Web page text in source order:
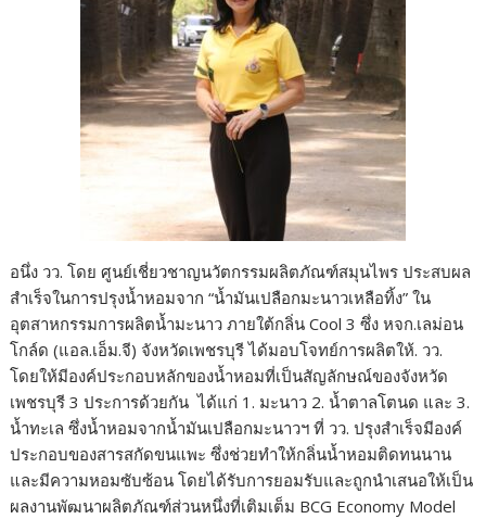
อนึ่ง วว. โดย ศูนย์เชี่ยวชาญนวัตกรรมผลิตภัณฑ์สมุนไพร ประสบผล
สำเร็จในการปรุงน้ำหอมจาก “น้ำมันเปลือกมะนาวเหลือทิ้ง” ใน
อุตสาหกรรมการผลิตน้ำมะนาว ภายใต้กลิ่น Cool 3 ซึ่ง หจก.เลม่อน
โกล์ด (แอล.เอ็ม.จี) จังหวัดเพชรบุรี ได้มอบโจทย์การผลิตให้. วว.
โดยให้มีองค์ประกอบหลักของน้ำหอมที่เป็นสัญลักษณ์ของจังหวัด
เพชรบุรี 3 ประการด้วยกัน ได้แก่ 1. มะนาว 2. น้ำตาลโตนด และ 3.
น้ำทะเล ซึ่งน้ำหอมจากน้ำมันเปลือกมะนาวฯ ที่ วว. ปรุงสำเร็จมีองค์
ประกอบของสารสกัดขนแพะ ซึ่งช่วยทำให้กลิ่นน้ำหอมติดทนนาน
และมีความหอมซับซ้อน โดยได้รับการยอมรับและถูกนำเสนอให้เป็น
ผลงานพัฒนาผลิตภัณฑ์ส่วนหนึ่งที่เติมเต็ม BCG Economy Model